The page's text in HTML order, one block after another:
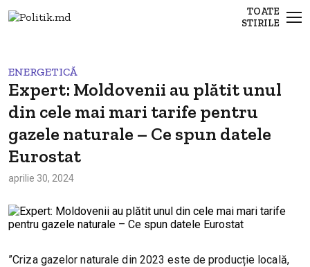
TOATE
STIRILE
ENERGETICĂ
Expert: Moldovenii au plătit unul
din cele mai mari tarife pentru
gazele naturale – Ce spun datele
Eurostat
aprilie 30, 2024
”Criza gazelor naturale din 2023 este de producție locală,